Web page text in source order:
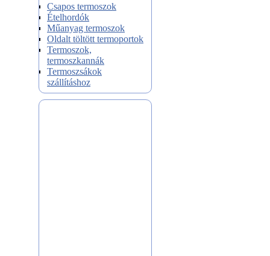
Csapos termoszok
Ételhordók
Műanyag termoszok
Oldalt töltött termoportok
Termoszok,
termoszkannák
Termoszsákok
szállításhoz